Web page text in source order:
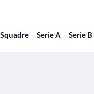
Squadre Serie A Serie B